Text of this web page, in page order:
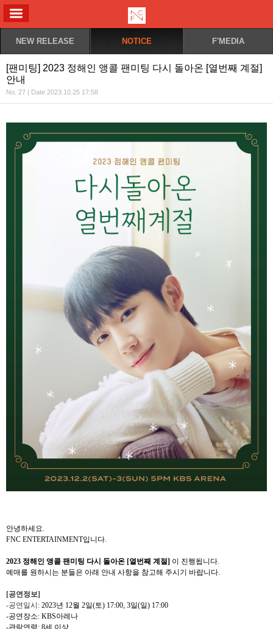
NEW RELEASE NOTICE F'MEDIA
[팬미팅] 2023 정해인 앵콜 팬미팅 다시 돌아온 [열번째 계절]
안내
No. 27 | Date 2023.10.25 17:58
안녕하세요.
FNC ENTERTAINMENT입니다.
2023 정해인 앵콜 팬미팅 다시 돌아온 [열번째 계절] 이 진행됩니다.
예매를 원하시는 분들은 아래 안내 사항을 참고해 주시기 바랍니다.
[공연정보]
-공연일시 : 2023년 12월 2일(토) 17:00, 3일(일) 17:00
-공연장소: KBS아레나